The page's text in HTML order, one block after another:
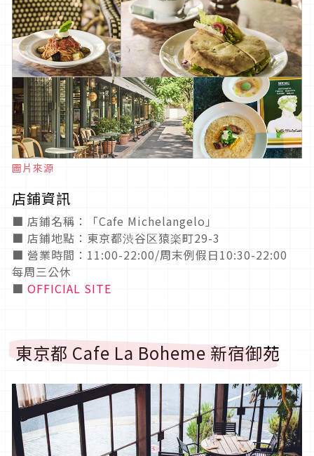
圖片來源
店鋪資訊
■ 店鋪名稱：「Cafe Michelangelo」
■ 店鋪地點：東京都渋谷区猿楽町29-3
■ 營業時間：11:00-22:00/周末例假日10:30-22:00
每周三公休
■ OFFICIAL SITE
東京都 Cafe La Boheme 新宿御苑